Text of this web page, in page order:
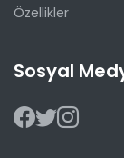
Özellikler
Sosyal